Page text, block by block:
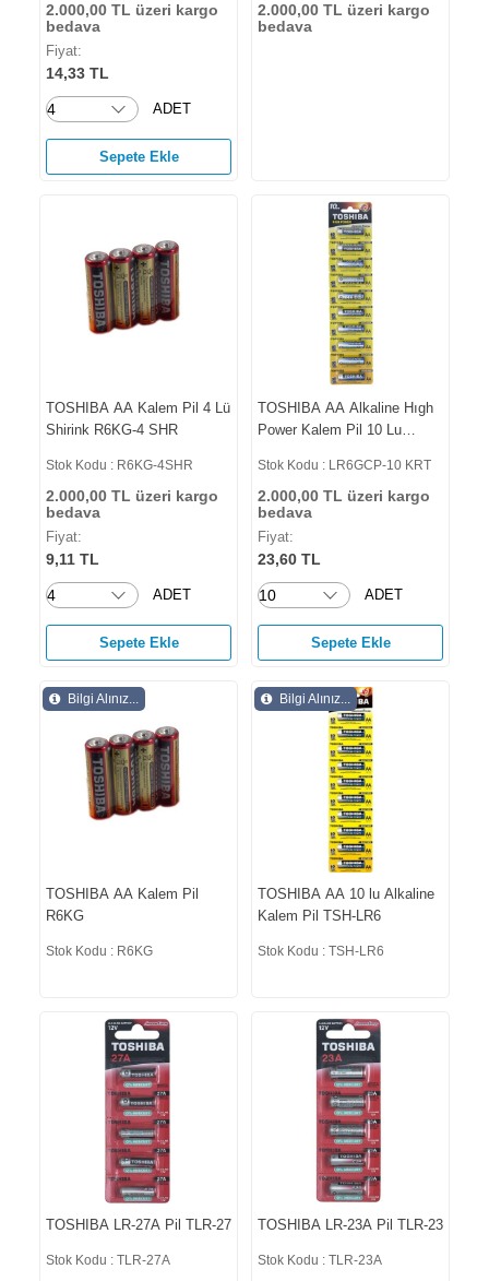
2.000,00 TL üzeri kargo
bedava
Fiyat:
14,33 TL
ADET
Sepete Ekle
2.000,00 TL üzeri kargo
bedava
TOSHIBA AA Kalem Pil 4 Lü
Shirink R6KG-4 SHR
Stok Kodu : R6KG-4SHR
2.000,00 TL üzeri kargo
bedava
Fiyat:
9,11 TL
ADET
Sepete Ekle
TOSHIBA AA Alkaline Hıgh
Power Kalem Pil 10 Lu
Stok Kodu : LR6GCP-10 KRT
2.000,00 TL üzeri kargo
bedava
Fiyat:
23,60 TL
ADET
Sepete Ekle
Bilgi Alınız...
TOSHIBA AA Kalem Pil
R6KG
Stok Kodu : R6KG
Bilgi Alınız...
TOSHIBA AA 10 lu Alkaline
Kalem Pil TSH-LR6
Stok Kodu : TSH-LR6
TOSHIBA LR-27A Pil TLR-27
Stok Kodu : TLR-27A
TOSHIBA LR-23A Pil TLR-23
Stok Kodu : TLR-23A